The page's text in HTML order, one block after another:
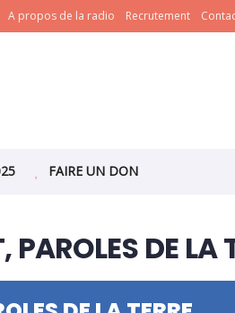
A propos de la radio Recrutement
FAIRE UN DON
DE LA